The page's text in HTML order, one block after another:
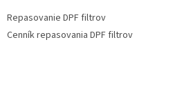
Repasovanie DPF filtrov
Cenník repasovania DPF filtrov